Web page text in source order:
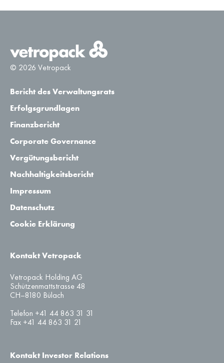
© 2026 Vetropack
Bericht des Verwaltungsrats
Erfolgsgrundlagen
Finanzbericht
Corporate Governance
Vergütungsbericht
Nachhaltigkeitsbericht
Impressum
Datenschutz
Cookie Erklärung
Kontakt Vetropack
Vetropack Holding AG
Schützenmattstrasse 48
CH–8180 Bülach
Telefon +41 44 863 31 31
Fax +41 44 863 31 21
Kontakt Investor Relations